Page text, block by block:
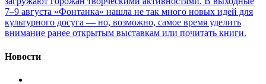
7–9 августа «Фонтанка» нашла не так много новых идей для
культурного досуга — но, возможно, самое время уделить
внимание ранее открытым выставкам или почитать книги.
Новости